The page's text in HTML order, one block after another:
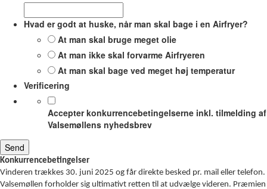
Hvad er godt at huske, når man skal bage i en Airfryer?
At man skal bruge meget olie
At man ikke skal forvarme Airfryeren
At man skal bage ved meget høj temperatur
Verificering
Accepter konkurrencebetingelserne inkl. tilmelding af
Valsemøllens nyhedsbrev
Konkurrencebetingelser
Vinderen trækkes 30. juni 2025 og får direkte besked pr. mail eller telefon.
Valsemøllen forholder sig ultimativt retten til at udvælge videren. Præmien